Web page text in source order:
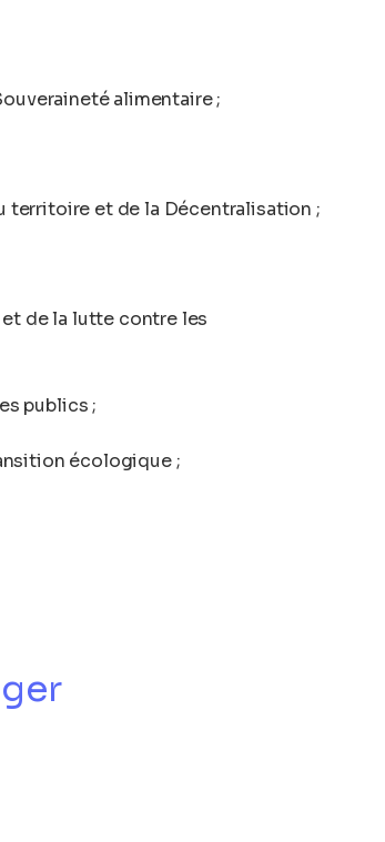
alimentaire ;
territoire et de la Décentralisation ;
de la lutte contre les
publics ;
écologique ;